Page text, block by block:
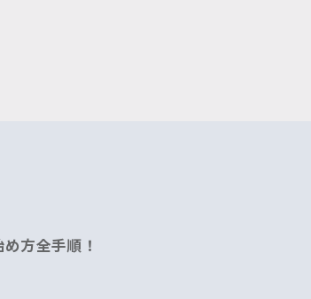
方全手順！